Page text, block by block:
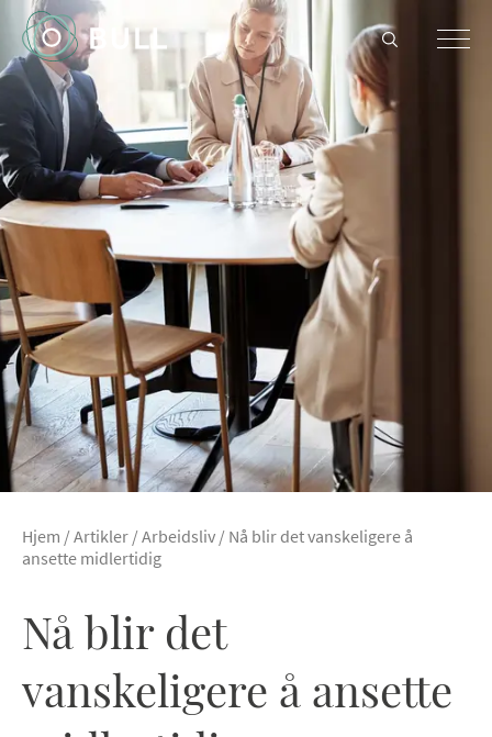
Hjem /Artikler /Arbeidsliv / Nå blir det vanskeligere å
ansette midlertidig
Nå blir det
vanskeligere å ansette